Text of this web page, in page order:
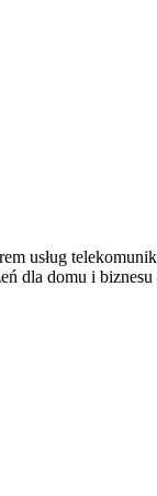
usług
dla domu i